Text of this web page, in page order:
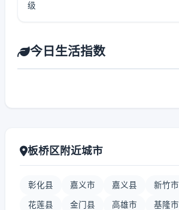
级
今日生活指数
板桥区附近城市
彰化县 嘉义市 嘉义县 新竹市
花莲县 金门县 高雄市 基隆市